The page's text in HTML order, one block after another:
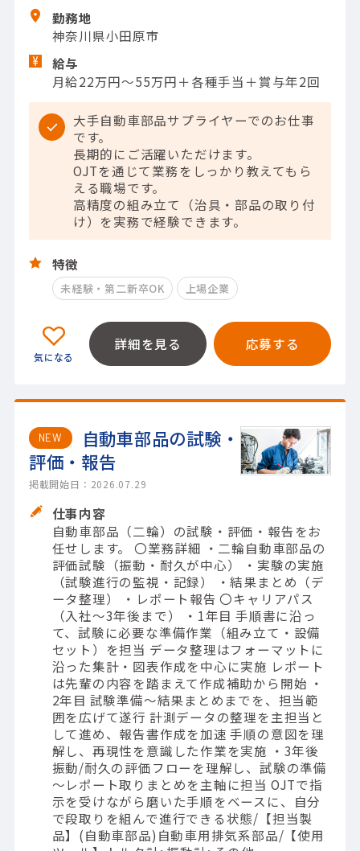
勤務地
神奈川県小田原市
給与
月給22万円～55万円＋各種手当＋賞与年2回
大手自動車部品サプライヤーでのお仕事
です。
長期的にご活躍いただけます。
OJTを通じて業務をしっかり教えてもら
える職場です。
高精度の組み立て（治具・部品の取り付
け）を実務で経験できます。
特徴
未経験・第二新卒OK 上場企業
詳細を見る 応募する
NEW
自動車部品の試験・
評価・報告
掲載開始日：2026.07.29
仕事内容
自動車部品（二輪）の試験・評価・報告をお
任せします。 〇業務詳細 ・二輪自動車部品の
評価試験（振動・耐久が中心） ・実験の実施
（試験進行の監視・記録） ・結果まとめ（デ
ータ整理） ・レポート報告 〇キャリアパス
（入社～3年後まで） ・1年目 手順書に沿っ
て、試験に必要な準備作業（組み立て・設備
セット）を担当 データ整理はフォーマットに
沿った集計・図表作成を中心に実施 レポート
は先輩の内容を踏まえて作成補助から開始 ・
2年目 試験準備～結果まとめまでを、担当範
囲を広げて遂行 計測データの整理を主担当と
して進め、報告書作成を加速 手順の意図を理
解し、再現性を意識した作業を実施 ・3年後
振動/耐久の評価フローを理解し、試験の準備
～レポート取りまとめを主軸に担当 OJTで指
示を受けながら磨いた手順をベースに、自分
で段取りを組んで進行できる状態/【担当製
品】(自動車部品)自動車用排気系部品/【使用